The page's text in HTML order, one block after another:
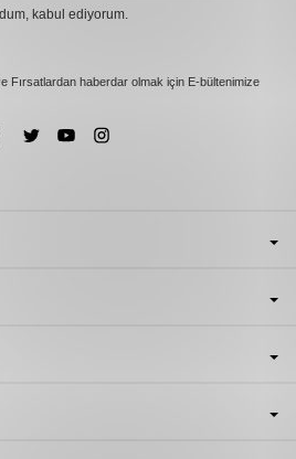
kabul ediyorum.
Fırsatlardan haberdar olmak için E-bültenimize